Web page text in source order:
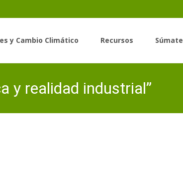
y Cambio Climático Recursos Súmate
y realidad industrial”